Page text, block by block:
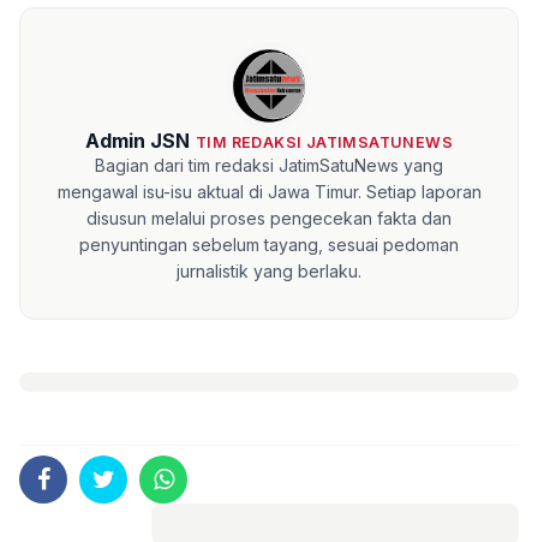
Admin JSN TIM REDAKSI JATIMSATUNEWS
Bagian dari tim redaksi JatimSatuNews yang
mengawal isu-isu aktual di Jawa Timur. Setiap laporan
disusun melalui proses pengecekan fakta dan
penyuntingan sebelum tayang, sesuai pedoman
jurnalistik yang berlaku.